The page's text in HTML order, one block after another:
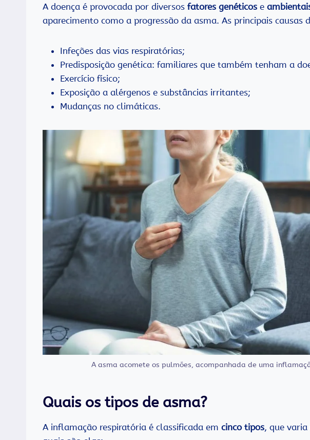
A doença é provocada por diversos fatores genéticos e
aparecimento como a progressão da asma. As principais causas
Infeções das vias respiratórias;
Predisposição genética: familiares que também tenham a
Exercício físico;
Exposição a alérgenos e substâncias irritantes;
Mudanças no climáticas.
A asma acomete os pulmões, acompanhada de uma
Quais os tipos de asma?
A inflamação respiratória é classificada em cinco tipos, que